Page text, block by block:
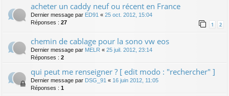
acheter un caddy neuf ou récent en France
Dernier message par ED91 « 25 oct. 2012, 15:04
Réponses : 27 1 2
chemin de cablage pour la sono vw eos
Dernier message par MELR « 25 juil. 2012, 23:14
Réponses : 2
qui peut me renseigner ? [ edit modo : "rechercher" ]
Dernier message par DSG_91 « 16 juin 2012, 11:05
Réponses : 1